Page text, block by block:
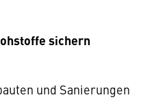
sichern
und Sanierungen